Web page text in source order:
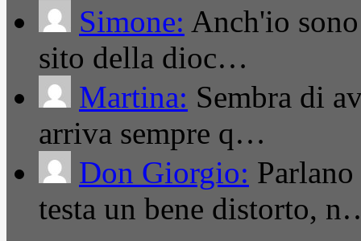
Simone: Anch'io
sito della dioc…
Martina: Sembra di
arriva sempre q…
Don Giorgio:
testa un bene distorto,